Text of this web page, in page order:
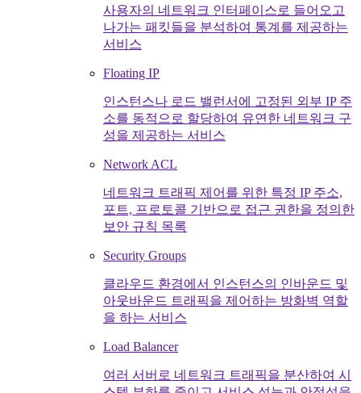
사용자의 네트워크 인터페이스로 들어오고
나가는 패킷들을 분석하여 통계를 제공하는
서비스
Floating IP
인스턴스나 로드 밸런서에 고정된 외부 IP 주
소를 동적으로 할당하여 유연한 네트워크 구
성을 제공하는 서비스
Network ACL
네트워크 트래픽 제어를 위한 특정 IP 주소,
포트, 프로토콜 기반으로 접근 권한을 정의한
보안 규칙 목록
Security Groups
클라우드 환경에서 인스턴스의 인바운드 및
아웃바운드 트래픽을 제어하는 방화벽 역할
을 하는 서비스
Load Balancer
여러 서버로 네트워크 트래픽을 분산하여 시